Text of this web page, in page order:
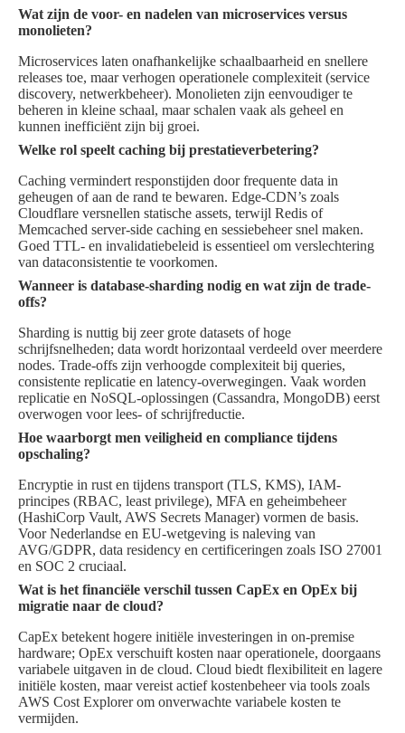
Wat zijn de voor- en nadelen van microservices versus
monolieten?
Microservices laten onafhankelijke schaalbaarheid en snellere
releases toe, maar verhogen operationele complexiteit (service
discovery, netwerkbeheer). Monolieten zijn eenvoudiger te
beheren in kleine schaal, maar schalen vaak als geheel en
kunnen inefficiënt zijn bij groei.
Welke rol speelt caching bij prestatieverbetering?
Caching vermindert responstijden door frequente data in
geheugen of aan de rand te bewaren. Edge-CDN’s zoals
Cloudflare versnellen statische assets, terwijl Redis of
Memcached server-side caching en sessiebeheer snel maken.
Goed TTL- en invalidatiebeleid is essentieel om verslechtering
van dataconsistentie te voorkomen.
Wanneer is database-sharding nodig en wat zijn de trade-
offs?
Sharding is nuttig bij zeer grote datasets of hoge
schrijfsnelheden; data wordt horizontaal verdeeld over meerdere
nodes. Trade-offs zijn verhoogde complexiteit bij queries,
consistente replicatie en latency-overwegingen. Vaak worden
replicatie en NoSQL-oplossingen (Cassandra, MongoDB) eerst
overwogen voor lees- of schrijfreductie.
Hoe waarborgt men veiligheid en compliance tijdens
opschaling?
Encryptie in rust en tijdens transport (TLS, KMS), IAM-
principes (RBAC, least privilege), MFA en geheimbeheer
(HashiCorp Vault, AWS Secrets Manager) vormen de basis.
Voor Nederlandse en EU-wetgeving is naleving van
AVG/GDPR, data residency en certificeringen zoals ISO 27001
en SOC 2 cruciaal.
Wat is het financiële verschil tussen CapEx en OpEx bij
migratie naar de cloud?
CapEx betekent hogere initiële investeringen in on-premise
hardware; OpEx verschuift kosten naar operationele, doorgaans
variabele uitgaven in de cloud. Cloud biedt flexibiliteit en lagere
initiële kosten, maar vereist actief kostenbeheer via tools zoals
AWS Cost Explorer om onverwachte variabele kosten te
vermijden.